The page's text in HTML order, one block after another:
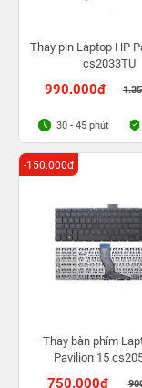
Thay pin Laptop HP
cs2033TU
990.000đ
30 - 45 phút
Thay bàn phím
Pavilion 15
750.000đ
-150.000đ